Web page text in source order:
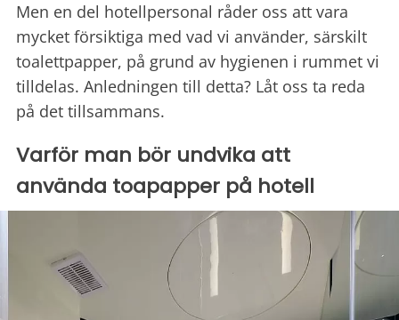
Men en del hotellpersonal råder oss att vara
mycket försiktiga med vad vi använder, särskilt
toalettpapper, på grund av hygienen i rummet vi
tilldelas. Anledningen till detta? Låt oss ta reda
på det tillsammans.
Varför man bör undvika att
använda toapapper på hotell